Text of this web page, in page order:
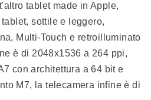
tablet made in Apple,
sottile e leggero,
Multi-Touch e retroilluminato
è di 2048x1536 a 264 ppi,
con architettura a 64 bit e
M7, la telecamera infine è di